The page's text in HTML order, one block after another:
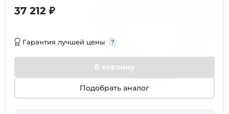
37 212 ₽
Гарантия лучшей цены
В корзину
Подобрать аналог